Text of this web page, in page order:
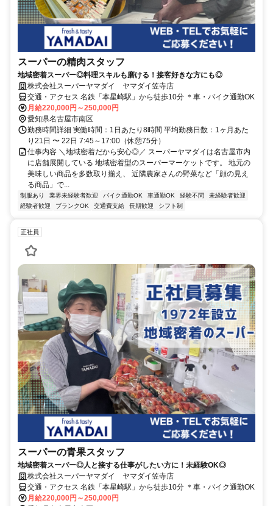
スーパーの精肉スタッフ
地域密着スーパー◎料理スキルも磨ける！接客好きな方にも◎
株式会社スーパーヤマダイ ヤマダイ笠寺店
交通・アクセス 名鉄「本星崎駅」から徒歩10分 ＊車・バイク通勤OK
月給220,000円～250,000円
愛知県名古屋市南区
勤務時間詳細 実働時間：1日あたり8時間 平均勤務日数：1ヶ月あた
り21日 〜 22日 7:45～17:00（休憩75分）
仕事内容 ＼地域密着だから安心◎／ スーパーヤマダイは名古屋市内
に店舗展開している 地域密着型のスーパーマーケットです。 地元の
美味しい商品を多数取り揃え、 近隣農家さんの野菜など「顔の見え
る商品」で...
制服あり 業界未経験者歓迎 バイク通勤OK 車通勤OK 経験不問
未経験者歓迎
経験者歓迎
ブランクOK 交通費支給 長期歓迎 シフト制
正社員
スーパーの青果スタッフ
地域密着スーパー◎人と接する仕事がしたい方に！未経験OK◎
株式会社スーパーヤマダイ ヤマダイ笠寺店
交通・アクセス 名鉄「本星崎駅」から徒歩10分 ＊車・バイク通勤OK
月給220,000円～250,000円